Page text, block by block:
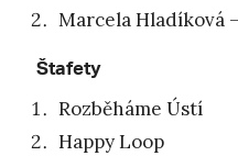
Marcela Hladíková
Štafety
Rozběháme Ústí
Happy Loop